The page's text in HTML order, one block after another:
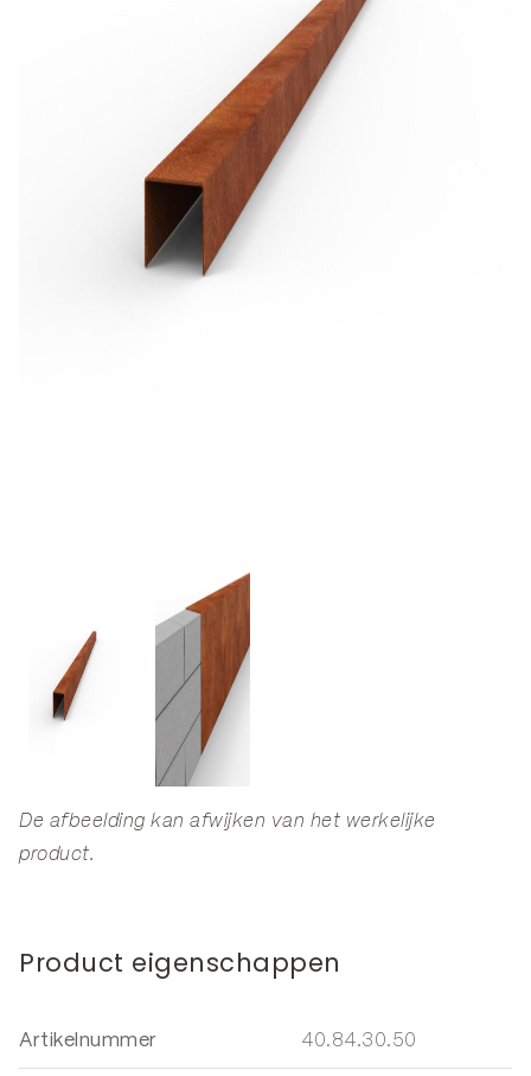
De afbeelding kan afwijken van het werkelijke
product.
Product eigenschappen
Artikelnummer 40.84.30.50